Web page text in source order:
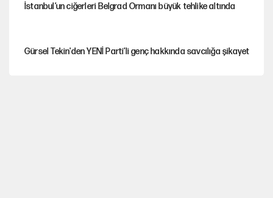
İstanbul’un ciğerleri Belgrad Ormanı büyük tehlike altında
Gürsel Tekin'den YENİ Parti’li genç hakkında savcılığa şikayet